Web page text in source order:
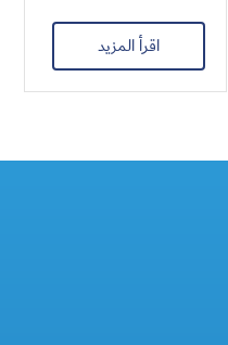
اقرأ المزيد